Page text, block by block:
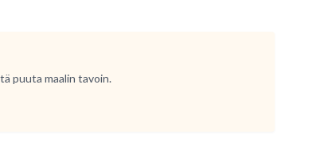
puuta maalin tavoin.